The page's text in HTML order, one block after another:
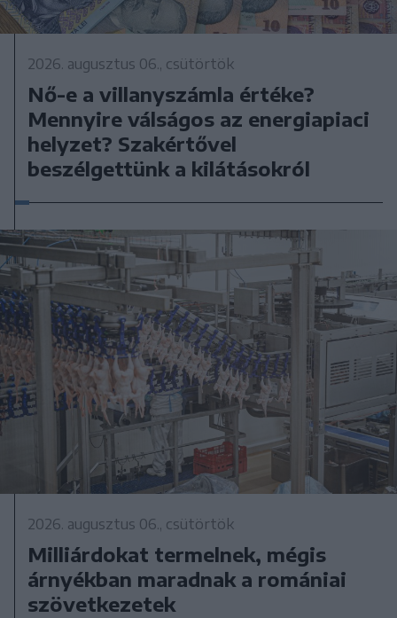
2026. augusztus 06., csütörtök
Nő-e a villanyszámla értéke?
Mennyire válságos az energiapiaci
helyzet? Szakértővel
beszélgettünk a kilátásokról
2026. augusztus 06., csütörtök
Milliárdokat termelnek, mégis
árnyékban maradnak a romániai
szövetkezetek